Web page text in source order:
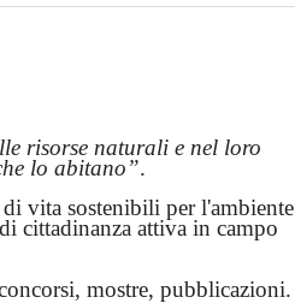
risorse naturali e nel loro
lo abitano”.
vita sostenibili per l'ambiente
cittadinanza attiva in campo
mostre, pubblicazioni.